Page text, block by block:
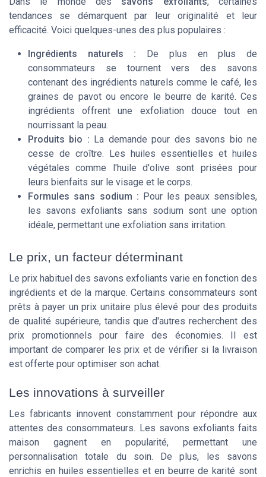
tendances se démarquent par leur originalité et leur
efficacité. Voici quelques-unes des plus populaires :
Ingrédients naturels : De plus en plus de
consommateurs se tournent vers des savons
contenant des ingrédients naturels comme le café, les
graines de pavotou encore le beurre de karité. Ces
ingrédients offrent une exfoliation douce tout en
nourrissant la peau.
Produits bio : La demande pour des savons bio ne
cesse de croître. Les
huiles essentielles et huiles
végétales comme l'huile d'olive sont prisées pour
leurs bienfaits sur le visage et le corps.
Formules sans sodium : Pour les peauxsensibles,
les savons exfoliants sans sodium sont une option
idéale, permettant une exfoliation sans irritation.
Le prix, un facteur déterminant
Le prix habituel des savons exfoliants varie en fonction des
ingrédients et de la marque. Certains consommateurs sont
prêts à payer unprix unitaire plus élevé pour desproduits
de qualité supérieure, tandis que d'autres recherchent des
prix promotionnels pour faire des économies. Il est
important de comparer les prix et de vérifier si la livraison
est offerte pour optimiser son achat.
Les innovations à surveiller
Les fabricants innovent constamment pour répondre aux
attentes des consommateurs. Les savons exfoliants faits
maison gagnent en popularité, permettant une
personnalisation totale du soin. De plus, les savons
enrichis en huiles essentielles et en beurre de karité sont